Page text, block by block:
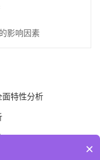
影响因素
面特性分析
×